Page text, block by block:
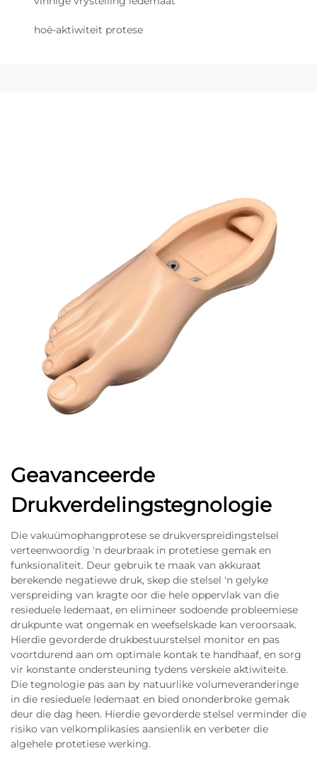
hoë-aktiwiteit protese
Geavanceerde
Drukverdelingstegnologie
Die vakuümophangprotese se drukverspreidingstelsel
verteenwoordig 'n deurbraak in protetiese gemak en
funksionaliteit. Deur gebruik te maak van akkuraat
berekende negatiewe druk, skep die stelsel 'n gelyke
verspreiding van kragte oor die hele oppervlak van die
resieduele ledemaat, en elimineer sodoende probleemiese
drukpunte wat ongemak en weefselskade kan veroorsaak.
Hierdie gevorderde drukbestuurstelsel monitor en pas
voortdurend aan om optimale kontak te handhaaf, en sorg
vir konstante ondersteuning tydens verskeie aktiwiteite.
Die tegnologie pas aan by natuurlike volumeveranderinge
in die resieduele ledemaat en bied ononderbroke gemak
deur die dag heen. Hierdie gevorderde stelsel verminder die
risiko van velkomplikasies aansienlik en verbeter die
algehele protetiese werking.